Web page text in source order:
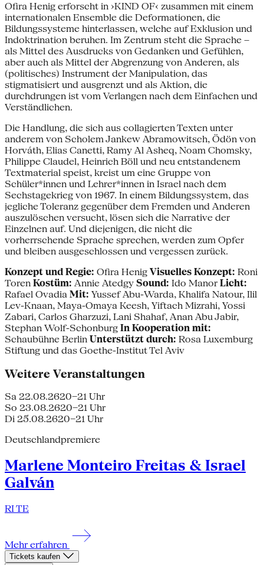
Ofira Henig erforscht in ›KIND OF‹ zusammen mit einem
internationalen Ensemble die Deformationen, die
Bildungssysteme hinterlassen, welche auf Exklusion und
Indoktrination beruhen. Im Zentrum steht die Sprache –
als Mittel des Ausdrucks von Gedanken und Gefühlen,
aber auch als Mittel der Abgrenzung von Anderen, als
(politisches) Instrument der Manipulation, das
stigmatisiert und ausgrenzt und als Aktion, die
durchdrungen ist vom Verlangen nach dem Einfachen und
Verständlichen.
Die Handlung, die sich aus collagierten Texten unter
anderem von Scholem Jankew Abramowitsch, Ödön von
Horváth, Elias Canetti, Ramy Al Asheq, Noam Chomsky,
Philippe Claudel, Heinrich Böll und neu entstandenem
Textmaterial speist, kreist um eine Gruppe von
Schüler*innen und Lehrer*innen in Israel nach dem
Sechstagekrieg von 1967. In einem Bildungssystem, das
jegliche Toleranz gegenüber dem Fremden und Anderen
auszulöschen versucht, lösen sich die Narrative der
Einzelnen auf. Und diejenigen, die nicht die
vorherrschende Sprache sprechen, werden zum Opfer
und bleiben ausgeschlossen und vergessen zurück.
Konzept und Regie: Ofira Henig Visuelles Konzept: Roni
Toren Kostüm: Annie Atedgy Sound: Ido Manor Licht:
Rafael Ovadia Mit: Yussef Abu-Warda, Khalifa Natour, Ilil
Lev-Knaan, Maya-Omaya Keesh, Yiftach Mizrahi, Yossi
Zabari, Carlos Gharzuzi, Lani Shahaf, Anan Abu Jabir,
Stephan Wolf-Schonburg In Kooperation mit:
Schaubühne Berlin Unterstützt durch: Rosa Luxemburg
Stiftung und das Goethe-Institut Tel Aviv
Weitere Veranstaltungen
Sa 22.08.2620–21 Uhr
So 23.08.2620–21 Uhr
Di 25.08.2620–21 Uhr
Deutschlandpremiere
Marlene Monteiro Freitas & Israel
Galván
RI TE
Mehr erfahren
Tickets kaufen